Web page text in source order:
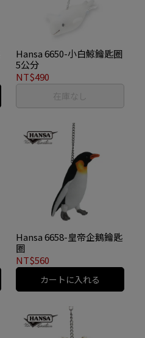
Hansa 6650-小白鯨鑰匙圈
5公分
NT$490
在庫なし
Hansa 6658-皇帝企鵝鑰匙
圈
NT$560
カートに入れる